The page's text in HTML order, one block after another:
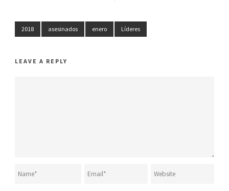
2018 asesinados enero Líderes
LEAVE A REPLY